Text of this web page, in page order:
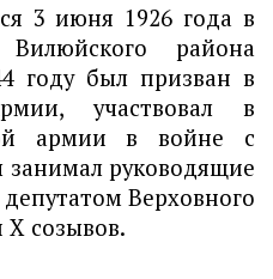
3 июня 1926 года в
района
году был призван в
участвовал в
армии в войне с
руководящие
Верховного
созывов.